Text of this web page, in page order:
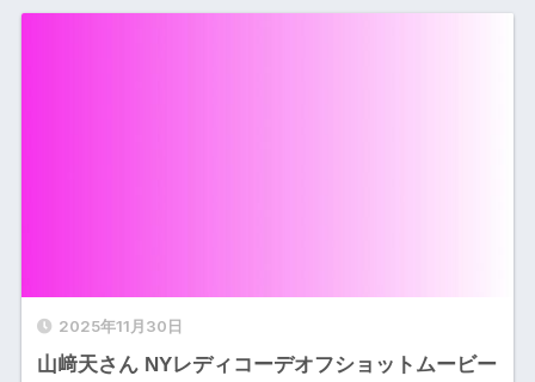
2025年11月30日
山﨑天さん NYレディコーデオフショットムービー